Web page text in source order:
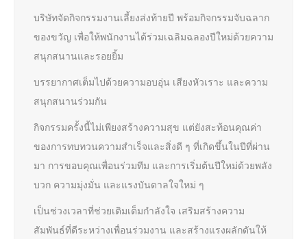
บริษัทจัดกิจกรรมงานเลี้ยงส่งท้ายปี พร้อมกิจกรรมจับฉลาก
ของขวัญ เพื่อให้พนักงานได้ร่วมเฉลิมฉลองปีใหม่ด้วยความ
สนุกสนานและรอยยิ้ม
บรรยากาศเต็มไปด้วยความอบอุ่น เสียงหัวเราะ และความ
สนุกสนานร่วมกัน
กิจกรรมครั้งนี้ไม่เพียงสร้างความสุข แต่ยังสะท้อนคุณค่า
ของการทบทวนความสำเร็จและสิ่งดี ๆ ที่เกิดขึ้นในปีที่ผ่าน
มา การขอบคุณเพื่อนร่วมทีม และการเริ่มต้นปีใหม่ด้วยพลัง
บวก ความมุ่งมั่น และแรงบันดาลใจใหม่ ๆ
เป็นช่วงเวลาที่ช่วยเติมเต็มกำลังใจ เสริมสร้างความ
สัมพันธ์ที่ดีระหว่างเพื่อนร่วมงาน และสร้างแรงผลักดันให้